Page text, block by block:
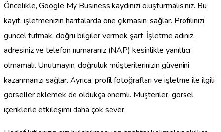
Öncelikle, Google My Business kaydınızı oluşturmalısınız. Bu
kayıt, işletmenizin haritalarda öne çıkmasını sağlar. Profilinizi
güncel tutmak, doğru bilgiler vermek şart. İşletme adınız,
adresiniz ve telefon numaranız (NAP) kesinlikle yanıltıcı
olmamalı. Unutmayın, doğruluk müşterilerinizin güvenini
kazanmanızı sağlar. Ayrıca, profil fotoğrafları ve işletme ile ilgili
görseller eklemek de oldukça önemli. Müşteriler, görsel
içeriklerle etkileşimi daha çok sever.